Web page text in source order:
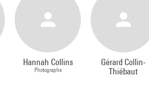
Hannah Collins
Photographe
Gérard Collin-
Thiébaut